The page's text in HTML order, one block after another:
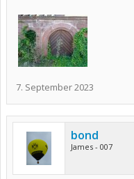
7. September 2023
bond
James - 007